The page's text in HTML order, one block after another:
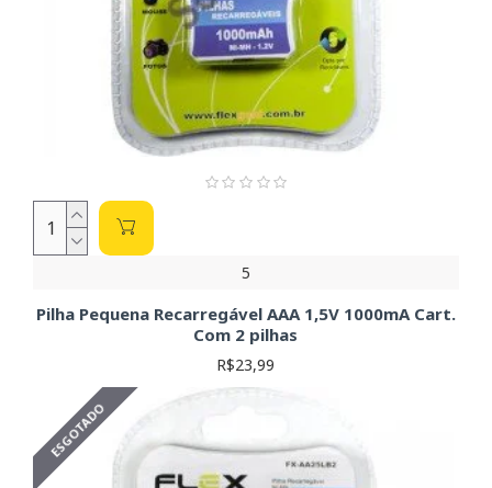
5
Pilha Pequena Recarregável AAA 1,5V 1000mA Cart.
Com 2 pilhas
R$23,99
ESGOTADO